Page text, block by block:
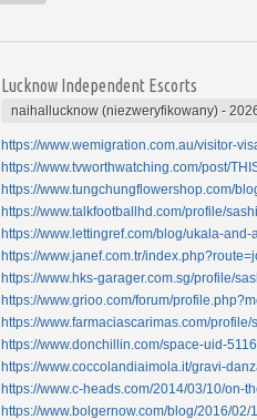
Lucknow Independent Escorts
naihallucknow (niezweryfikowany) -
https://www.wemigration.com.au/visitor-
https://www.tvworthwatching.com/post/
https://www.tungchungflowershop.com/
https://www.talkfootballhd.com/profile/
https://www.lettingref.com/blog/ukala-and-
https://www.janef.com.tr/
https://www.hks-garager.com.sg/profile/
https://www.grioo.com/forum/
https://www.farmaciascarimas.com/
https://www.donchillin.com/space-uid-
https://www.coccolandiaimola.it/gravi-
https://www.c-heads.com/2014/03/10/on-
https://www.bolgernow.com/blog/2016/02/